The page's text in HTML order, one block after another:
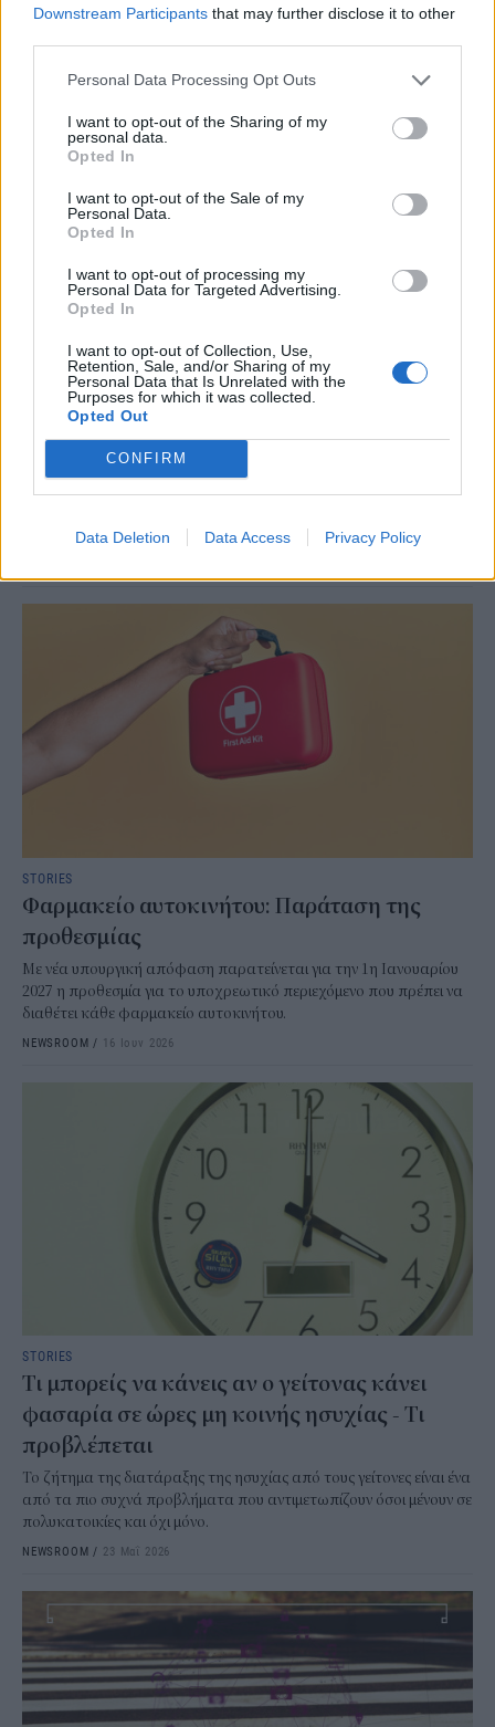
Downstream Participants that may further disclose it to other
Personal Data Processing Opt Outs
I want to opt-out of the Sharing of my
personal data.
Opted In
I want to opt-out of the Sale of my
Personal Data.
Opted In
I want to opt-out of processing my
Personal Data for Targeted Advertising.
Opted In
I want to opt-out of Collection, Use,
Retention, Sale, and/or Sharing of my
Personal Data that Is Unrelated with the
Purposes for which it was collected.
Opted Out
CONFIRM
Data Deletion Data Access Privacy Policy
NEWSROOM/22 Ιουν 2026
Maternal Instinct: Η πραγματική ιστορία
πίσω από το συγκλονιστικό ντοκιμαντέρ
του Netflix
Το ντοκιμαντέρ Maternal Instinct (Μητρικό Ένστικτο) του Netflix
εξιστορεί μια από τις πιο ανατριχιαστικές εγκληματικές υποθέσεις
στις ΗΠΑ: τη δολοφονία της 21χρονης εγκύου Reagan Simmons-
να κλέψει το αγέννητο μωρό της.
STORIES
Φαρμακείο αυτοκινήτου: Παράταση της
προθεσμίας
Με νέα υπουργική απόφαση παρατείνεται για την 1η Ιανουαρίου
2027 η προθεσμία για το υποχρεωτικό περιεχόμενο που πρέπει να
διαθέτει κάθε φαρμακείο αυτοκινήτου.
NEWSROOM / 16 Ιουν 2026
STORIES
Τι μπορείς να κάνεις αν ο γείτονας κάνει
φασαρία σε ώρες μη κοινής ησυχίας - Τι
προβλέπεται
Το ζήτημα της διατάραξης της ησυχίας από τους γείτονες είναι ένα
από τα πιο συχνά προβλήματα που αντιμετωπίζουν όσοι μένουν σε
πολυκατοικίες και όχι μόνο.
NEWSROOM / 23 Μαΐ 2026